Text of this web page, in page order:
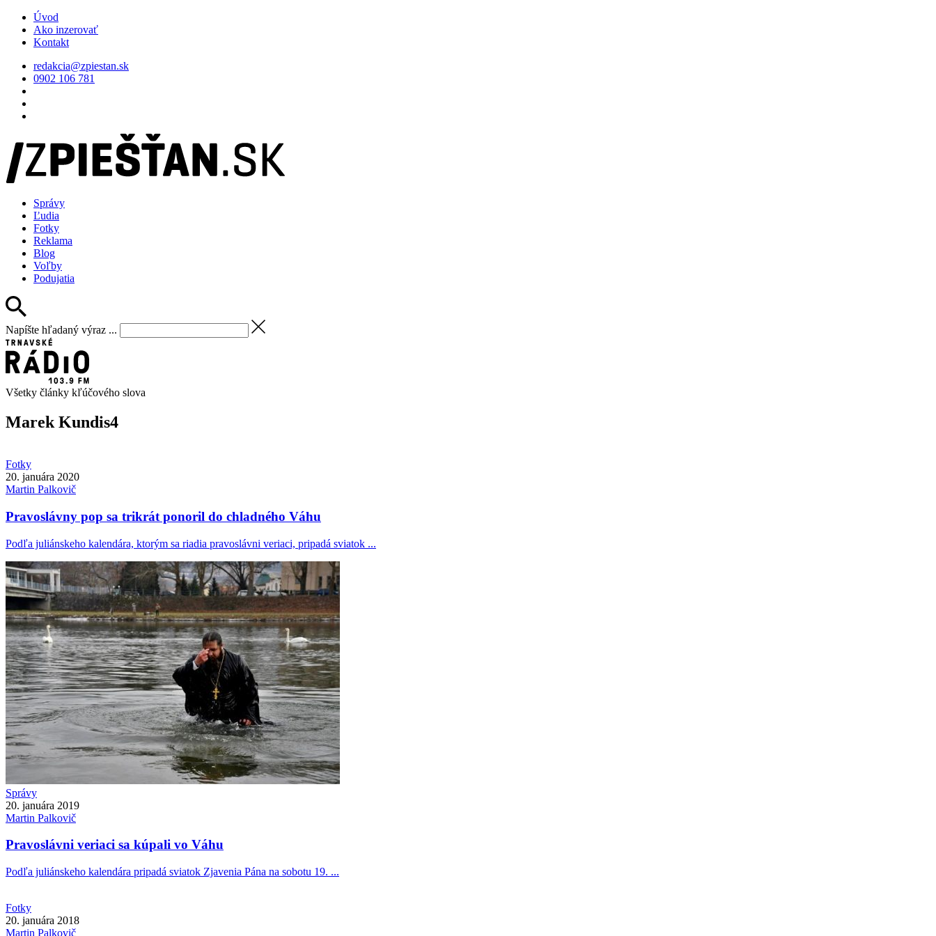
Úvod
Ako inzerovať
Kontakt
redakcia@zpiestan.sk
0902 106 781
Správy
Ľudia
Fotky
Reklama
Blog
Voľby
Podujatia
Napíšte hľadaný výraz ...
Všetky články kľúčového slova
Marek Kundis4
Fotky
20. januára 2020
Martin Palkovič
Pravoslávny pop sa trikrát ponoril do chladného Váhu
Podľa juliánskeho kalendára, ktorým sa riadia pravoslávni veriaci, pripadá sviatok ...
Správy
20. januára 2019
Martin Palkovič
Pravoslávni veriaci sa kúpali vo Váhu
Podľa juliánskeho kalendára pripadá sviatok Zjavenia Pána na sobotu 19. ...
Fotky
20. januára 2018
Martin Palkovič